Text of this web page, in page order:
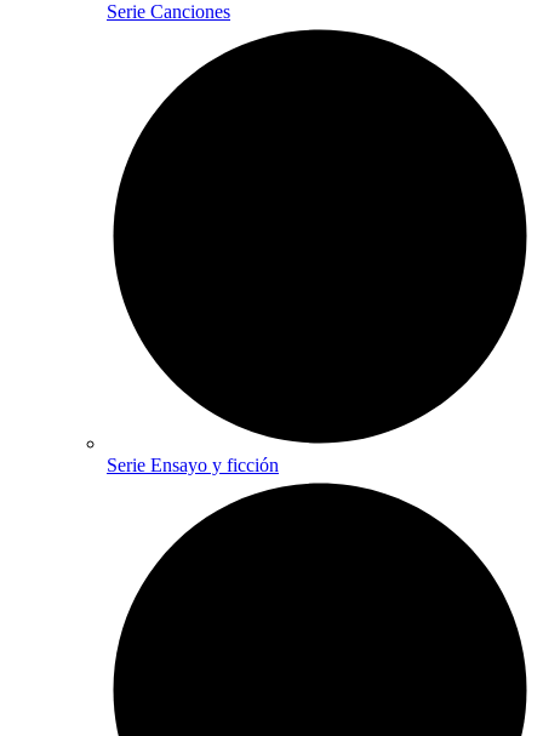
Serie Canciones
Serie Ensayo y ficción